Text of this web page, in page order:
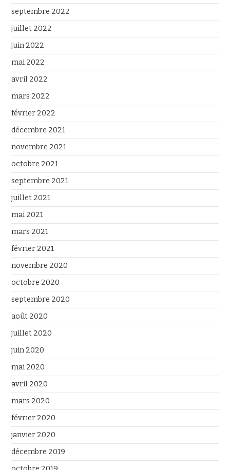
septembre 2022
juillet 2022
juin 2022
mai 2022
avril 2022
mars 2022
février 2022
décembre 2021
novembre 2021
octobre 2021
septembre 2021
juillet 2021
mai 2021
mars 2021
février 2021
novembre 2020
octobre 2020
septembre 2020
août 2020
juillet 2020
juin 2020
mai 2020
avril 2020
mars 2020
février 2020
janvier 2020
décembre 2019